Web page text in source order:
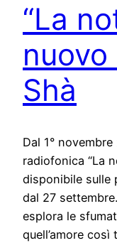
“La
Shà
Dal 1°
radiofonica “La
disponibile sulle
dal 27
esplora le
quell’amore